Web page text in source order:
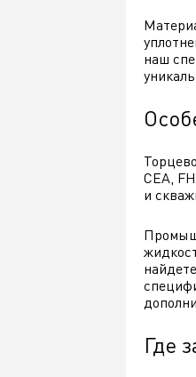
наш
CEA,
и
Где